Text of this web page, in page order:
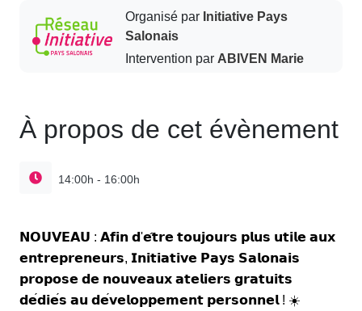
Organisé parInitiative Pays
Salonais
Intervention parABIVEN Marie
À propos de cet évènement
14:00h - 16:00h
𝗡𝗢𝗨𝗩𝗘𝗔𝗨 : 𝗔𝗳𝗶𝗻 𝗱'𝗲𝘁𝗿𝗲 𝘁𝗼𝘂𝗷𝗼𝘂𝗿𝘀 𝗽𝗹𝘂𝘀 𝘂𝘁𝗶𝗹𝗲 𝗮𝘂𝘅
𝗲𝗻𝘁𝗿𝗲𝗽𝗿𝗲𝗻𝗲𝘂𝗿𝘀, 𝗜𝗻𝗶𝘁𝗶𝗮𝘁𝗶𝘃𝗲 𝗣𝗮𝘆𝘀 𝗦𝗮𝗹𝗼𝗻𝗮𝗶𝘀
𝗽𝗿𝗼𝗽𝗼𝘀𝗲 𝗱𝗲 𝗻𝗼𝘂𝘃𝗲𝗮𝘂𝘅 𝗮𝘁𝗲𝗹𝗶𝗲𝗿𝘀 𝗴𝗿𝗮𝘁𝘂𝗶𝘁𝘀
𝗱𝗲𝗱𝗶𝗲𝘀 𝗮𝘂 𝗱𝗲𝘃𝗲𝗹𝗼𝗽𝗽𝗲𝗺𝗲𝗻𝘁 𝗽𝗲𝗿𝘀𝗼𝗻𝗻𝗲𝗹! ☀️